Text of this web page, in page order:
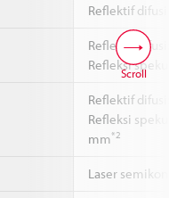
Reflektif
Reflektif
Refleksi
Reflektif
Refleksi
mm*2
Laser
Scroll